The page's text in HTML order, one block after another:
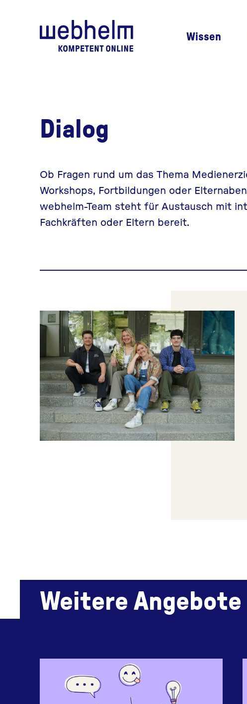
Wissen
Dialog
Ob Fragen rund um das Thema
Workshops, Fortbildungen oder
webhelm-Team steht für Austausch mit
Fachkräften oder Eltern bereit.
Weitere Angebote